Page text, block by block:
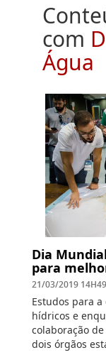
com
Água
Dia
para
21/03/2019 14H49
Estudos para
hídricos e
colaboração
dois órgãos